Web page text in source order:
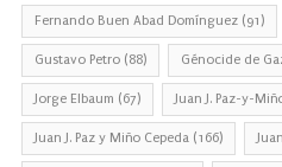
Fernando Buen Abad Domínguez (91)
Gustavo Petro (88) Génocide de
Jorge Elbaum (67) Juan J. Paz-y-
Juan J. Paz y Miño Cepeda (166)